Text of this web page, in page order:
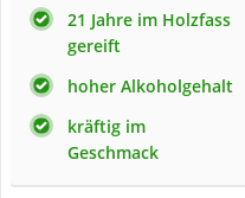
21 Jahre im Holzfass
gereift
hoher Alkoholgehalt
kräftig im
Geschmack